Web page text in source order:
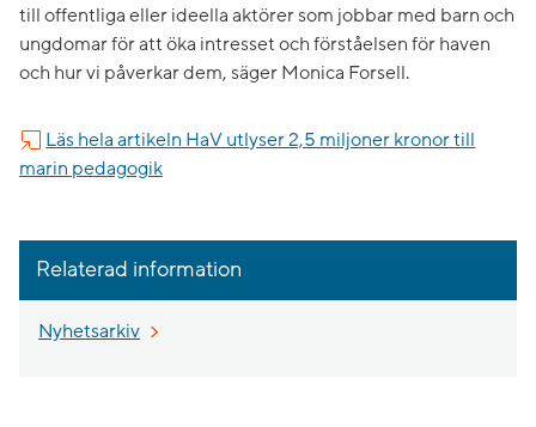
till offentliga eller ideella aktörer som jobbar med barn och
ungdomar för att öka intresset och förståelsen för haven
och hur vi påverkar dem, säger Monica Forsell.
Läs hela artikeln HaV utlyser 2,5 miljoner kronor till
marin pedagogik
Relaterad information
Nyhetsarkiv